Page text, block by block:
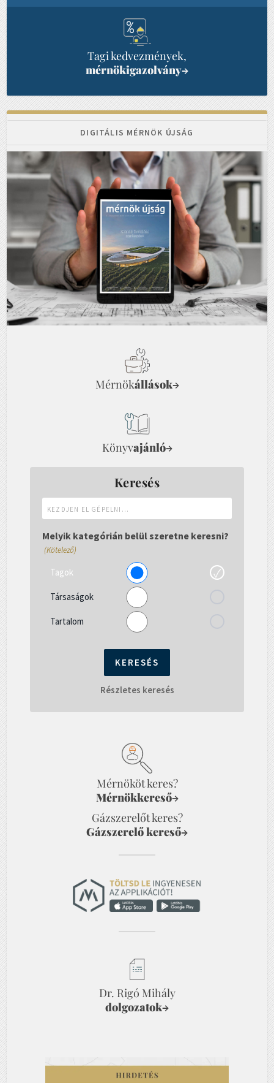
Tagi kedvezmények,
mérnökigazolvány→
DIGITÁLIS MÉRNÖK ÚJSÁG
Mérnökállások→
Könyvajánló→
Keresés
el
gépelni...
Melyik kategórián belül szeretne keresni?
(Kötelező)
Tagok
Társaságok
Tartalom
Részletes keresés
Mérnököt keres?
Mérnökkereső→
Gázszerelőt keres?
Gázszerelő kereső→
Dr. Rigó Mihály
dolgozatok→